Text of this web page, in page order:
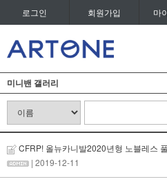
로그인 회원가입 마
미니밴 갤러리
CFRP! 올뉴카니발2020년형 노블레스 풀옵션 7인
| 2019-12-11